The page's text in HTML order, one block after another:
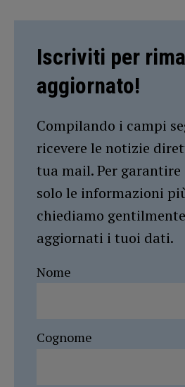
Iscriviti per
aggiornato!
Compilando i campi
ricevere le notizie
tua mail. Per garantire
solo le informazioni
chiediamo
aggiornati i tuoi dati.
Nome
Cognome